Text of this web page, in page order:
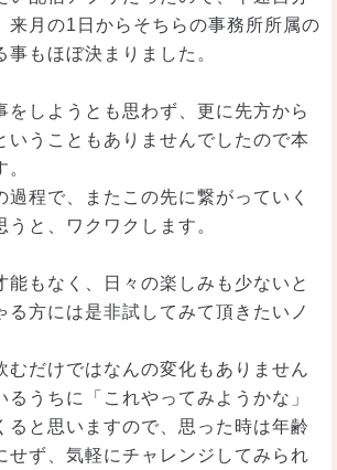
来月の1日からそちらの事務所所属の
もほぼ決まりました。
をしようとも思わず、更に先方から
いうこともありませんでしたので本
過程で、またこの先に繋がっていく
と、ワクワクします。
能もなく、日々の楽しみも少ないと
る方には是非試してみて頂きたいノ
むだけではなんの変化もありません
るうちに「これやってみようかな」
ると思いますので、思った時は年齢
せず、気軽にチャレンジしてみられ